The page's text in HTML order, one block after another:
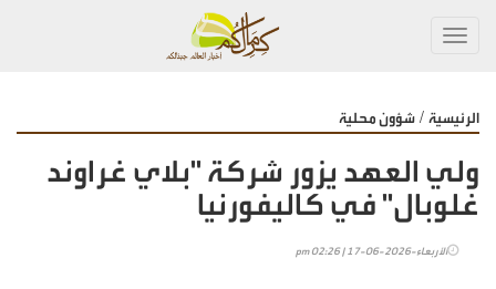
الرئيسية / شؤون محلية
ولي العهد يزور شركة "بلاي غراوند
غلوبال" في كاليفورنيا
الأربعاء-2026-06-17 | 02:26 pm